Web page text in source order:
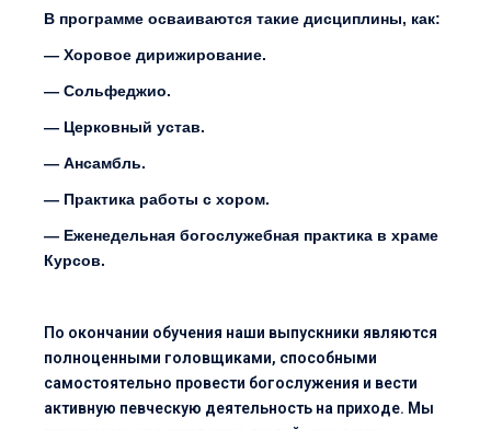
В программе осваиваются такие дисциплины, как:
— Хоровое дирижирование.
— Сольфеджио.
— Церковный устав.
— Ансамбль.
— Практика работы с хором.
— Еженедельная богослужебная практика в храме
Курсов.
По окончании обучения наши выпускники являются
полноценными головщиками, способными
самостоятельно провести богослужения и вести
активную певческую деятельность на приходе. Мы